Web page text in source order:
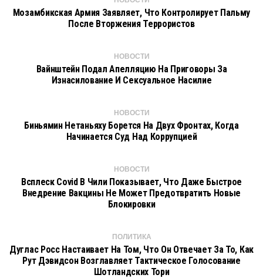
Мозамбикская Армия Заявляет, Что Контролирует Пальму
После Вторжения Террористов
НОВОСТИ
Вайнштейн Подал Апелляцию На Приговоры За
Изнасилование И Сексуальное Насилие
НОВОСТИ
Биньямин Нетаньяху Борется На Двух Фронтах, Когда
Начинается Суд Над Коррупцией
НОВОСТИ
Всплеск Covid В Чили Показывает, Что Даже Быстрое
Внедрение Вакцины Не Может Предотвратить Новые
Блокировки
ПОЛИТИКА
Дуглас Росс Настаивает На Том, Что Он Отвечает За То, Как
Рут Дэвидсон Возглавляет Тактическое Голосование
Шотландских Тори